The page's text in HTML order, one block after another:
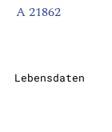
A 21862
Lebensdaten